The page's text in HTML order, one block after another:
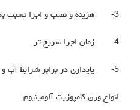
3- هزینه و نصب و اجرا نسبت
4- زمان اجرا سریع تر
5- پایداری در برابر شرایط آب
انواع ورق کامپوزیت آلومینیوم